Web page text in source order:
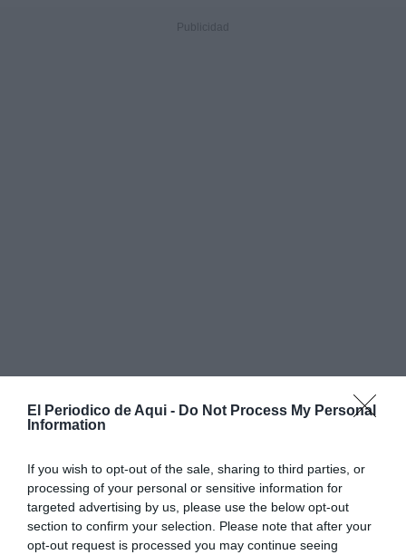
El Periodico de Aqui - Do Not Process My Personal
Information
If you wish to opt-out of the sale, sharing to third parties, or
processing of your personal or sensitive information for
targeted advertising by us, please use the below opt-out
section to confirm your selection. Please note that after your
opt-out request is processed you may continue seeing